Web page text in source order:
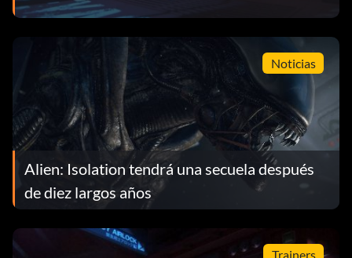
Noticias
Alien: Isolation tendrá una secuela después
de diez largos años
Trainers